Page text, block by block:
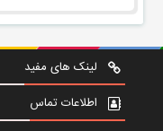
لینک های مفید
اطلاعات تماس